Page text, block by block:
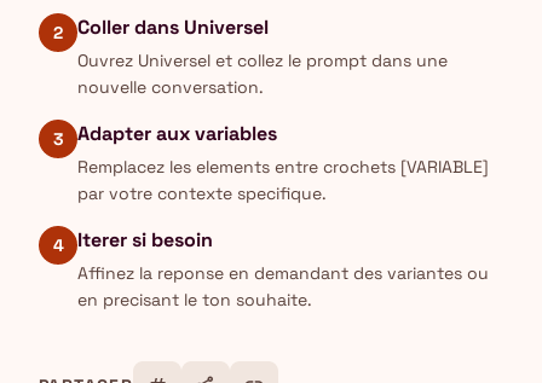
2 Coller dans Universel
Ouvrez Universel et collez le prompt dans une
nouvelle conversation.
3 Adapter aux variables
Remplacez les elements entre crochets [VARIABLE]
par votre contexte specifique.
4 Iterer si besoin
Affinez la reponse en demandant des variantes ou
en precisant le ton souhaite.